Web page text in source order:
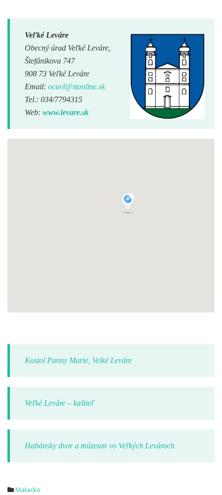
Veľké Leváre
Obecný úrad Veľké Leváre,
Štefánikova 747
908 73 Veľké Leváre
Email: ocuvl@stonline.sk
Tel.: 034/7794315
Web: www.levare.sk
Kostol Panny Marie, Velké Leváre
Veľké Leváre – kaštieľ
Habánsky dvor a múzeum vo Veľkých Levároch
Malacko